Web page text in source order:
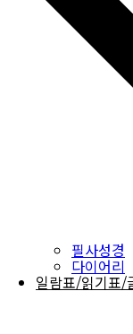
필사성경
다이어리
일람표/읽기표/